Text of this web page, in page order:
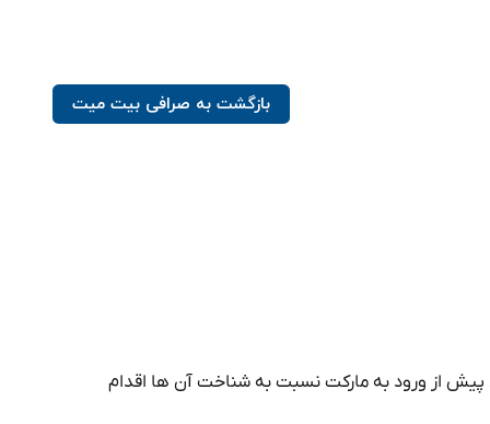
بازگشت به صرافی بیت میت
پیش از ورود به مارکت نسبت به شناخت آن ها اقدام